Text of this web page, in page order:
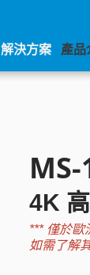
解決方案 產品
MS-
4K
*** 僅於歐
如需了解